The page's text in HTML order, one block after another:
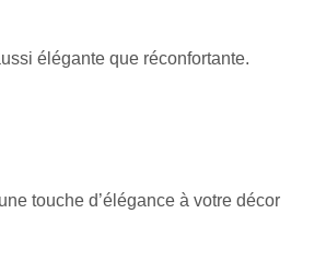
élégante que réconfortante.
touche d’élégance à votre décor